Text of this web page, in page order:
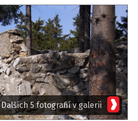
Dalších 5 fotografií v galerii